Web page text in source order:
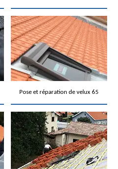
Pose et réparation de velux 65